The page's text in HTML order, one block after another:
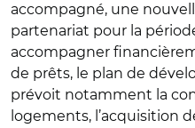
accompagné, une
partenariat pour la
accompagner
de prêts, le plan de
prévoit notamment la
logements, l’acquisition